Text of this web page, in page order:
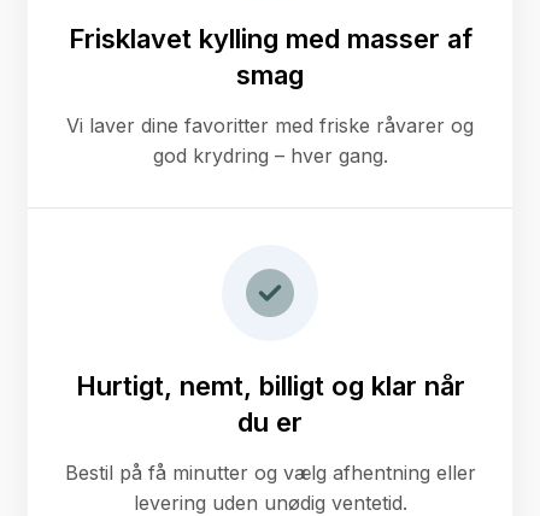
Frisklavet kylling med masser af
smag
Vi laver dine favoritter med friske råvarer og
god krydring – hver gang.
Hurtigt, nemt, billigt og klar når
du er
Bestil på få minutter og vælg afhentning eller
levering uden unødig ventetid.